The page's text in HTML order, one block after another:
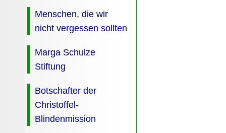
Menschen, die wir
nicht vergessen sollten
Marga Schulze
Stiftung
Botschafter der
Christoffel-
Blindenmission